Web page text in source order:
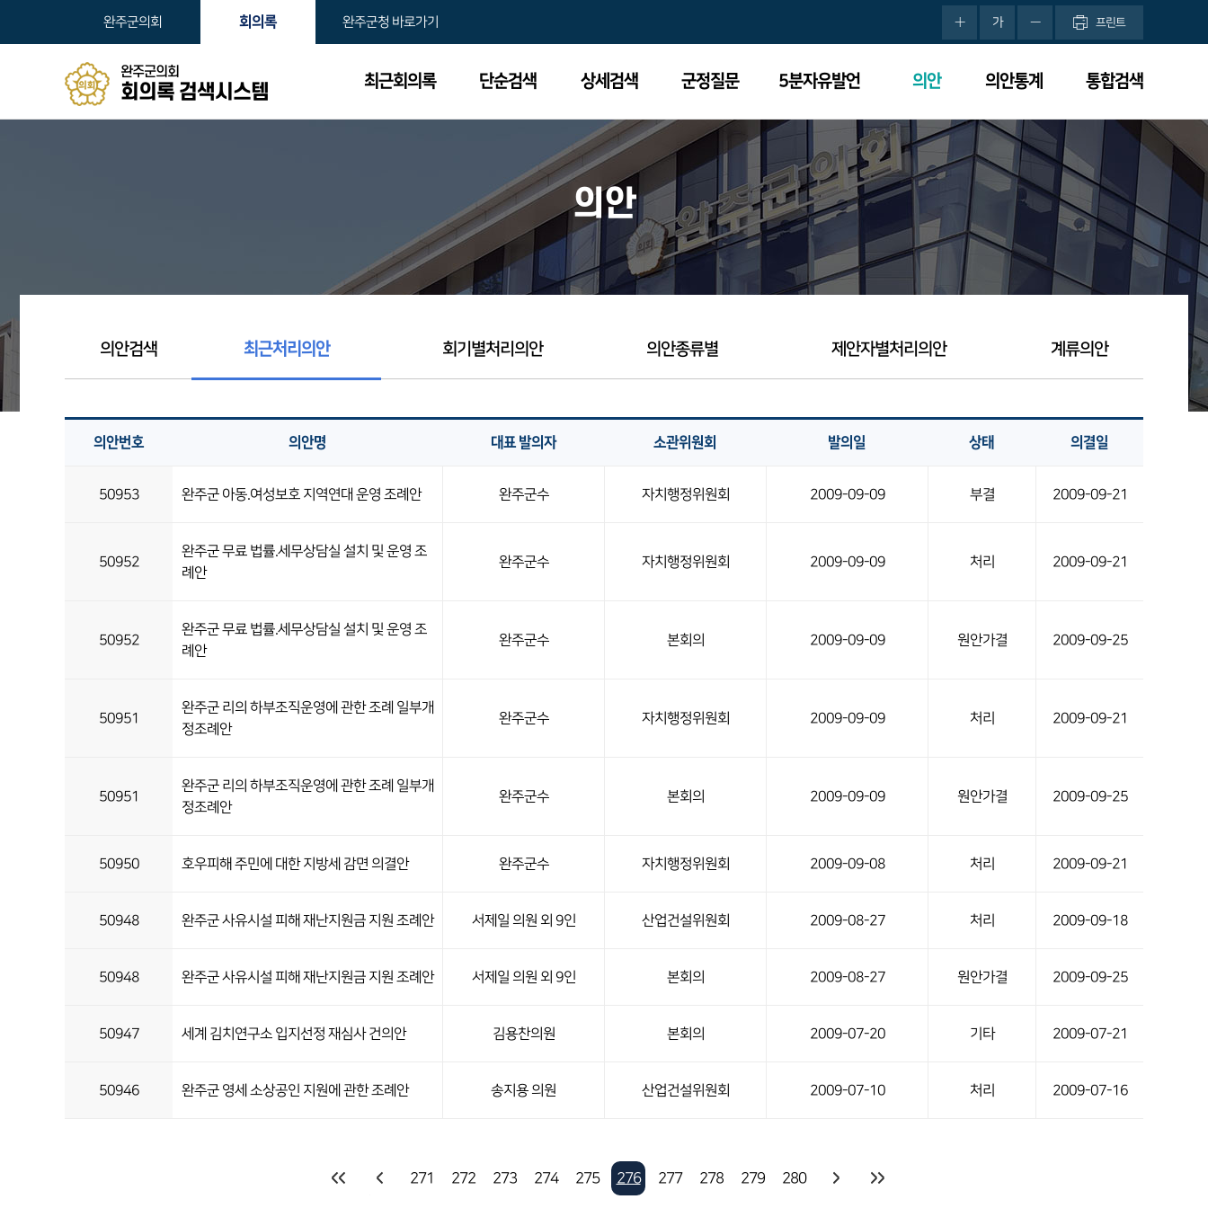
완주군의회 회의록 완주군청 바로가기 가 프린트
완주군의회
회의록 검색시스템 최근회의록 단순검색 상세검색 군정질문 5분자유발언 의안 의안통계 통합검색
의안
의안검색 최근처리의안 회기별처리의안 의안종류별 제안자별처리의안 계류의안
의안번호 의안명 대표 발의자 소관위원회 발의일 상태 의결일
50953 완주군 아동.여성보호 지역연대 운영 조례안 완주군수 자치행정위원회 2009-09-09 부결 2009-09-21
50952
완주군 무료 법률.세무상담실 설치 및 운영 조
례안
완주군수 자치행정위원회 2009-09-09 처리 2009-09-21
50952
완주군 무료 법률.세무상담실 설치 및 운영 조
례안
완주군수 본회의 2009-09-09 원안가결 2009-09-25
50951
완주군 리의 하부조직운영에 관한 조례 일부개
정조례안
완주군수 자치행정위원회 2009-09-09 처리 2009-09-21
50951
완주군 리의 하부조직운영에 관한 조례 일부개
정조례안
완주군수 본회의 2009-09-09 원안가결 2009-09-25
50950 호우피해 주민에 대한 지방세 감면 의결안 완주군수 자치행정위원회 2009-09-08 처리 2009-09-21
50948 완주군 사유시설 피해 재난지원금 지원 조례안 서제일 의원 외 9인 산업건설위원회 2009-08-27 처리 2009-09-18
50948 완주군 사유시설 피해 재난지원금 지원 조례안 서제일 의원 외 9인 본회의 2009-08-27 원안가결 2009-09-25
50947 세계 김치연구소 입지선정 재심사 건의안 김용찬의원 본회의 2009-07-20 기타 2009-07-21
50946 완주군 영세 소상공인 지원에 관한 조례안 송지용 의원 산업건설위원회 2009-07-10 처리 2009-07-16
271 272 273 274 275 276 277 278 279 280